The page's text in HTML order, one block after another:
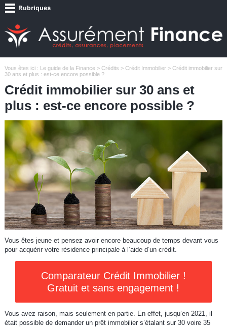
Vous êtes ici : Le guide de la Finance> Crédits > Crédit Immobilier> Crédit immobilier sur
30 ans et plus : est-ce encore possible ?
Crédit immobilier sur 30 ans et
plus : est-ce encore possible ?
Vous êtes jeune et pensez avoir encore beaucoup de temps devant vous
pour acquérir votre résidence principale à l’aide d’un crédit.
Comparateur Crédit Immobilier !
Gratuit et sans engagement !
Vous avez raison, mais seulement en partie. En effet, jusqu’en 2021, il
était possible de demander un prêt immobilier s’étalant sur 30 voire 35